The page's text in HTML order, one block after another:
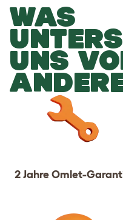
WAS
UNS
2 Jahre Omlet-